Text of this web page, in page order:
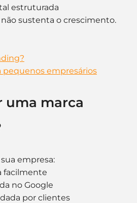
estruturada
sustenta o crescimento.
pequenos empresários
uma marca
empresa:
facilmente
no Google
por clientes